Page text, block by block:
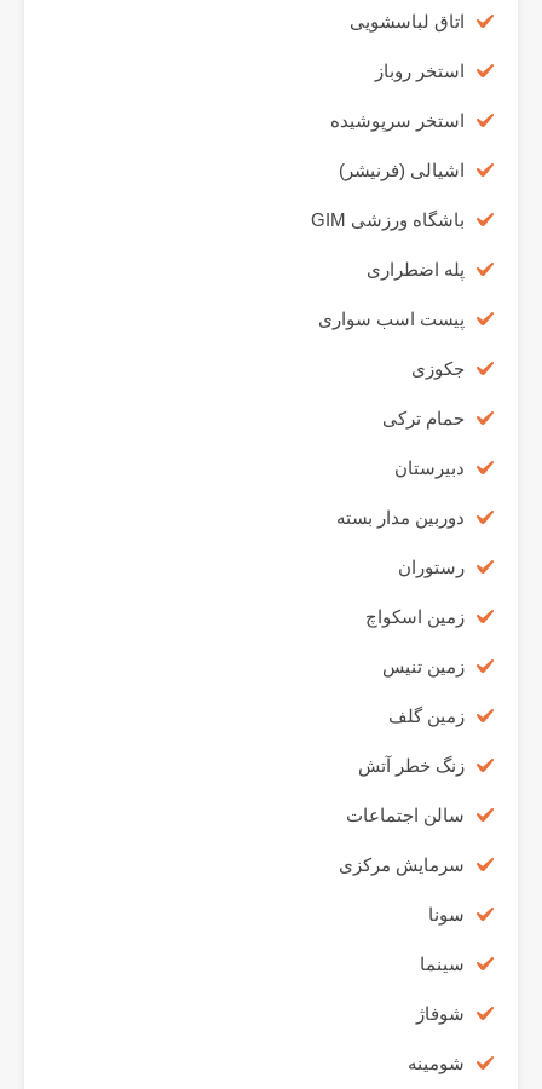
اتاق لباسشویی
استخر روباز
استخر سرپوشیده
اشیالی (فرنیشر)
باشگاه ورزشی GIM
پله اضطراری
پیست اسب سواری
جکوزی
حمام ترکی
دبیرستان
دوربین مدار بسته
رستوران
زمین اسکواچ
زمین تنیس
زمین گلف
زنگ خطر آتش
سالن اجتماعات
سرمایش مرکزی
سونا
سینما
شوفاژ
شومینه